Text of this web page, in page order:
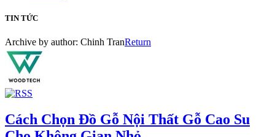
TIN TỨC
Archive by author: Chinh TranReturn
Cách Chọn Đồ Gỗ Nội Thất Gỗ Cao Su